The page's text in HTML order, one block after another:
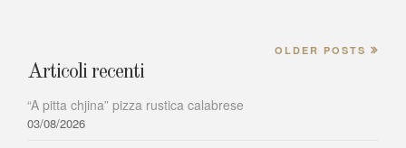
OLDER POSTS
Articoli recenti
“A pitta chjina” pizza rustica calabrese
03/08/2026